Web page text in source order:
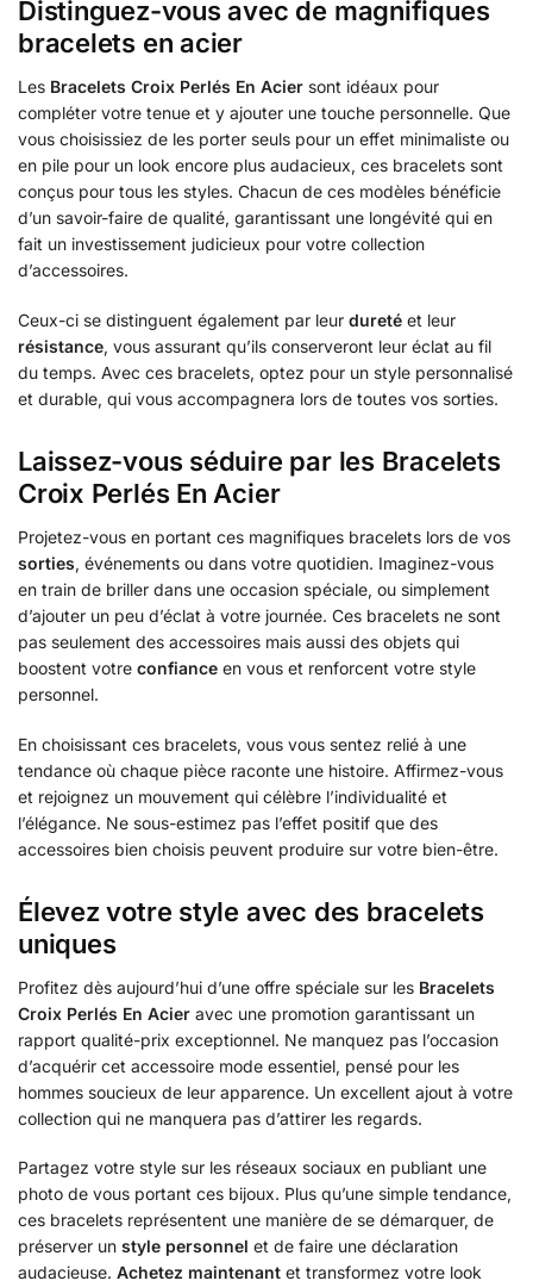
Distinguez-vous avec de magnifiques
bracelets en acier
Les Bracelets Croix Perlés En Acier sont idéaux pour
compléter votre tenue et y ajouter une touche personnelle. Que
vous choisissiez de les porter seuls pour un effet minimaliste ou
en pile pour un look encore plus audacieux, ces bracelets sont
conçus pour tous les styles. Chacun de ces modèles bénéficie
d’un savoir-faire de qualité, garantissant une longévité qui en
fait un investissement judicieux pour votre collection
d’accessoires.
Ceux-ci se distinguent également par leur dureté et leur
résistance, vous assurant qu’ils conserveront leur éclat au fil
du temps. Avec ces bracelets, optez pour un style personnalisé
et durable, qui vous accompagnera lors de toutes vos sorties.
Laissez-vous séduire par les Bracelets
Croix Perlés En Acier
Projetez-vous en portant ces magnifiques bracelets lors de vos
sorties, événements ou dans votre quotidien. Imaginez-vous
en train de briller dans une occasion spéciale, ou simplement
d’ajouter un peu d’éclat à votre journée. Ces bracelets ne sont
pas seulement des accessoires mais aussi des objets qui
boostent votre confiance en vous et renforcent votre style
personnel.
En choisissant ces bracelets, vous vous sentez relié à une
tendance où chaque pièce raconte une histoire. Affirmez-vous
et rejoignez un mouvement qui célèbre l’individualité et
l’élégance. Ne sous-estimez pas l’effet positif que des
accessoires bien choisis peuvent produire sur votre bien-être.
Élevez votre style avec des bracelets
uniques
Profitez dès aujourd’hui d’une offre spéciale sur les Bracelets
Croix Perlés En Acier avec une promotion garantissant un
rapport qualité-prix exceptionnel. Ne manquez pas l’occasion
d’acquérir cet accessoire mode essentiel, pensé pour les
hommes soucieux de leur apparence. Un excellent ajout à votre
collection qui ne manquera pas d’attirer les regards.
Partagez votre style sur les réseaux sociaux en publiant une
photo de vous portant ces bijoux. Plus qu’une simple tendance,
ces bracelets représentent une manière de se démarquer, de
préserver un style personnel et de faire une déclaration
audacieuse. Achetez maintenant et transformez votre look